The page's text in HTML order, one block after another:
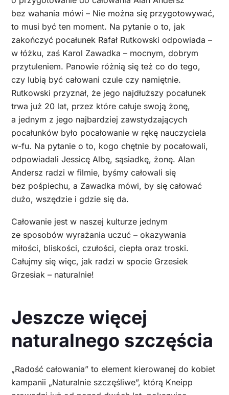
bez wahania mówi – Nie można się przygotowywać,
to musi być ten moment. Na pytanie o to, jak
zakończyć pocałunek Rafał Rutkowski odpowiada –
w łóżku, zaś Karol Zawadka – mocnym, dobrym
przytuleniem. Panowie różnią się też co do tego,
czy lubią być całowani czule czy namiętnie.
Rutkowski przyznał, że jego najdłuższy pocałunek
trwa już 20 lat, przez które całuje swoją żonę,
a jednym z jego najbardziej zawstydzających
pocałunków było pocałowanie w rękę nauczyciela
w-fu. Na pytanie o to, kogo chętnie by pocałowali,
odpowiadali Jessicę Albę, sąsiadkę, żonę. Alan
Andersz radzi w filmie, byśmy całowali się
bez pośpiechu, a Zawadka mówi, by się całować
dużo, wszędzie i gdzie się da.
Całowanie jest w naszej kulturze jednym
ze sposobów wyrażania uczuć – okazywania
miłości, bliskości, czułości, ciepła oraz troski.
Całujmy się więc, jak radzi w spocie Grzesiek
Grzesiak – naturalnie!
Jeszcze więcej
naturalnego szczęścia
„Radość całowania” to element kierowanej do kobiet
kampanii „Naturalnie szczęśliwe”, którą Kneipp